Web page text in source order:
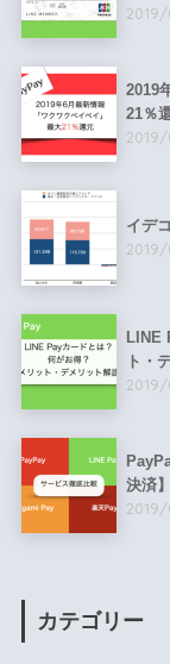
2019
21％
イデ
LINE
ト・
決済
カテゴリー